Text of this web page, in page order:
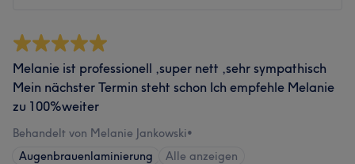
Melanie ist professionell ,super nett ,sehr sympathisch
Mein nächster Termin steht schon Ich empfehle Melanie
zu 100%weiter
Behandelt von Melanie Jankowski•
Augenbrauenlaminierung
Alle anzeigen